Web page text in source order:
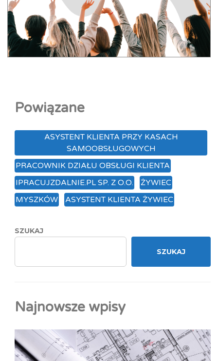
Powiązane
ASYSTENT KLIENTA PRZY KASACH
SAMOOBSŁUGOWYCH
PRACOWNIK DZIAŁU OBSŁUGI KLIENTA
IPRACUJZDALNIE.PL SP. Z O.O.
ŻYWIEC
MYSZKÓW
ASYSTENT KLIENTA ŻYWIEC
SZUKAJ
SZUKAJ
Najnowsze wpisy